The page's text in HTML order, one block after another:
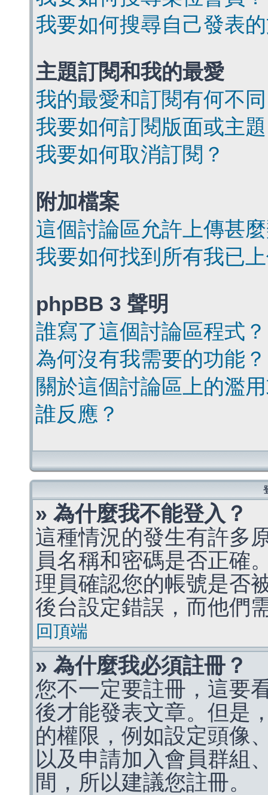
我要如何搜尋自己發表
主題訂閱和我的最愛
我的最愛和訂閱有何不
我要如何訂閱版面或主
我要如何取消訂閱？
附加檔案
這個討論區允許上傳甚
我要如何找到所有我已
phpBB 3 聲明
誰寫了這個討論區程式？
為何沒有我需要的功能？
關於這個討論區上的濫
誰反應？
» 為什麼我不能登入？
這種情況的發生有許多
員名稱和密碼是否正確
理員確認您的帳號是否
後台設定錯誤，而他們
回頂端
» 為什麼我必須註冊？
您不一定要註冊，這要
後才能發表文章。但是
的權限，例如設定頭像
以及申請加入會員群組
間，所以建議您註冊。